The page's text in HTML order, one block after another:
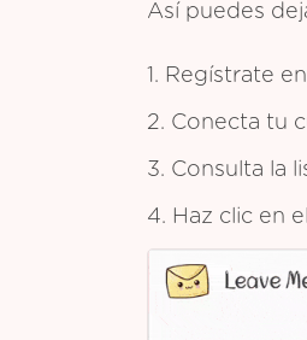
Así puedes
1. Regístrate en
2. Conecta tu
3. Consulta la
4. Haz clic en